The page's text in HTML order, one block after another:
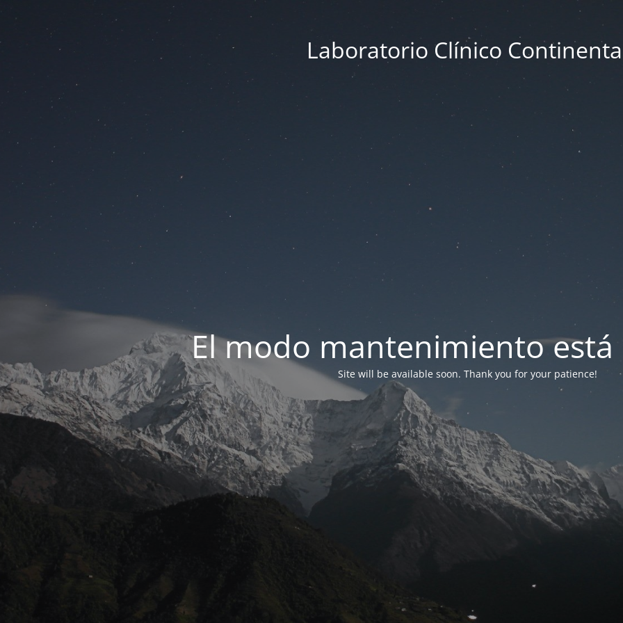
Laboratorio Clínico
El modo mantenimiento está
Site will be available soon. Thank you for your patience!